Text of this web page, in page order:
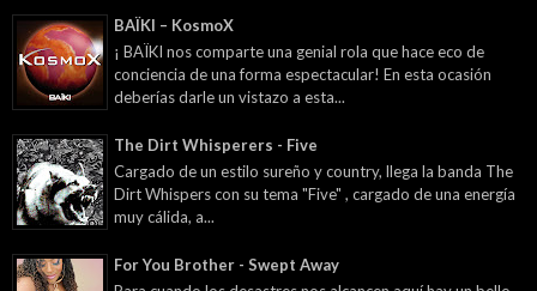
BAÏKI – KosmoX
¡ BAÏKI nos comparte una genial rola que hace eco de
conciencia de una forma espectacular! En esta ocasión
deberías darle un vistazo a esta...
The Dirt Whisperers - Five
Cargado de un estilo sureño y country, llega la banda The
Dirt Whispers con su tema "Five" , cargado de una energía
muy cálida, a...
For You Brother - Swept Away